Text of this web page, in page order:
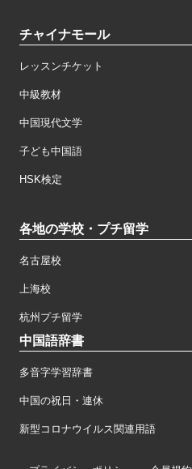
チャイナモール
レッスンチケット
中級教材
中国現代文学
子ども中国語
HSK検定
各地の学校・プチ留学
名古屋校
上海校
杭州プチ留学
中国語辞書
多音字学習辞書
中国の祝日・連休
新型コロナウイルス関連用語